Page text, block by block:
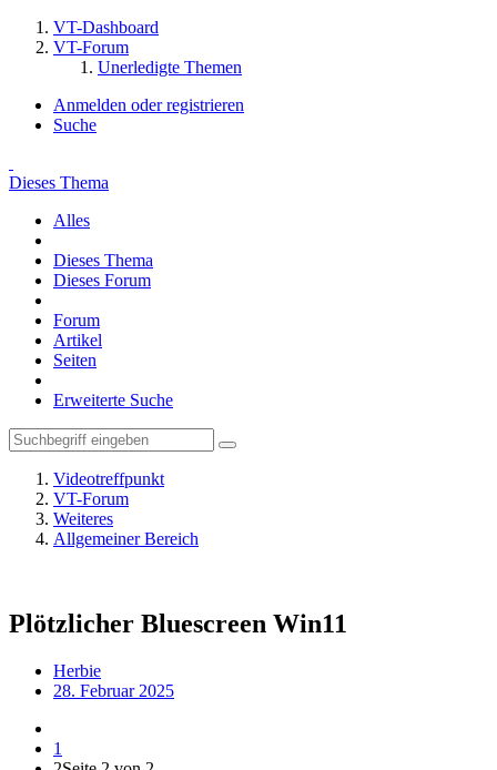
VT-Dashboard
VT-Forum
Unerledigte Themen
Anmelden oder registrieren
Suche
Dieses Thema
Alles
Dieses Thema
Dieses Forum
Forum
Artikel
Seiten
Erweiterte Suche
Videotreffpunkt
VT-Forum
Weiteres
Allgemeiner Bereich
Plötzlicher Bluescreen Win11
Herbie
28. Februar 2025
1